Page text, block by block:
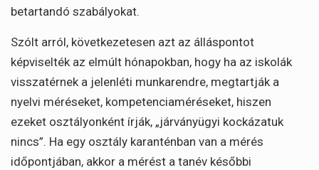
betartandó szabályokat.
Szólt arról, következetesen azt az álláspontot
képviselték az elmúlt hónapokban, hogy ha az iskolák
visszatérnek a jelenléti munkarendre, megtartják a
nyelvi méréseket, kompetenciaméréseket, hiszen
ezeket osztályonként írják, „járványügyi kockázatuk
nincs”. Ha egy osztály karanténban van a mérés
időpontjában, akkor a mérést a tanév későbbi